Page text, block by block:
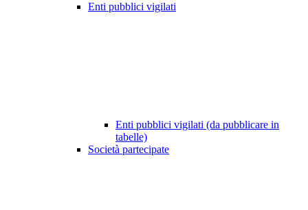
Enti pubblici vigilati
Enti pubblici vigilati (da pubblicare in
tabelle)
Società partecipate